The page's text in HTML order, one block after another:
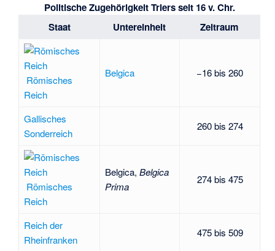
Politische Zugehörigkeit Triers seit 16 v. Chr.
Staat
Untereinheit Zeitraum
Römisches
Reich
Belgica −16 bis 260
Gallisches
Sonderreich
260 bis 274
Römisches
Reich
Belgica, Belgica
Prima
274 bis 475
Reich der
Rheinfranken
475 bis 509